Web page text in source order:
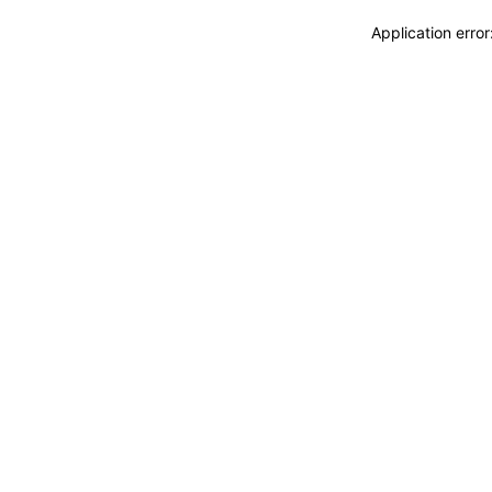
Application